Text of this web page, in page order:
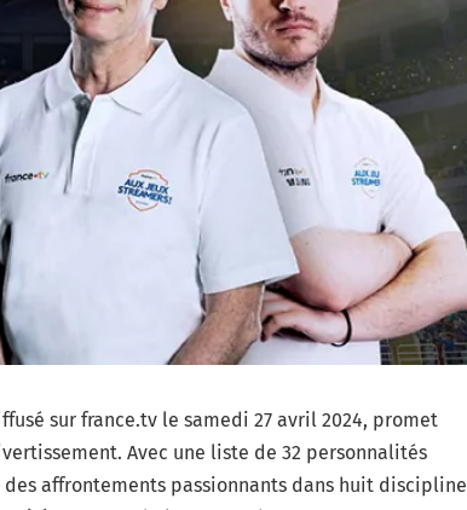
sur france.tv le samedi 27 avril 2024, promet
Avec une liste de 32 personnalités
affrontements passionnants dans huit